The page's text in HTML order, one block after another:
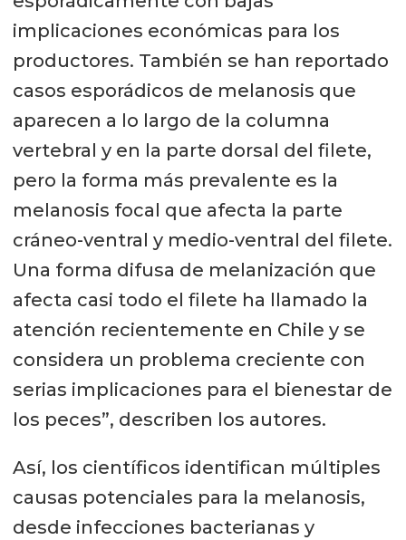
implicaciones económicas para los
productores. También se han reportado
casos esporádicos de melanosis que
aparecen a lo largo de la columna
vertebral y en la parte dorsal del filete,
pero la forma más prevalente es la
melanosis focal que afecta la parte
cráneo-ventral y medio-ventral del filete.
Una forma difusa de melanización que
afecta casi todo el filete ha llamado la
atención recientemente en Chile y se
considera un problema creciente con
serias implicaciones para el bienestar de
los peces”, describen los autores.
Así, los científicos identifican múltiples
causas potenciales para la melanosis,
desde infecciones bacterianas y